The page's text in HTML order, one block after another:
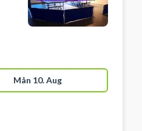
Mån 10. Aug